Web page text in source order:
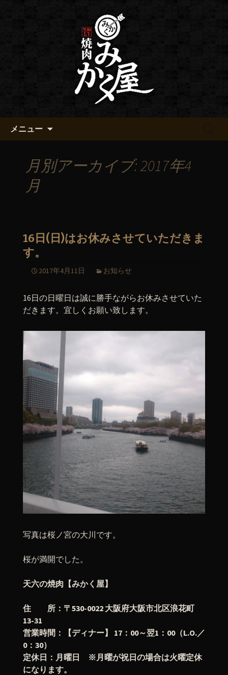
黒毛和牛 みかく屋からのお知
メニュー
月別アーカイブ: 2017年4
月
16日(日)はお休みさせていただきま
す。
2017年4月11日 お知らせ
16日の日曜日は誠に勝手ながらお休みさせていた
だきます。宜しくお願い致します。
写真は桜ノ宮の大川です。
桜が満開でした。
天六の焼肉【みかく屋】
住 所：〒530-0022 大阪府大阪市北区浪花町
13-31
営業時間：【ディナー】 17：00～翌1：00（L.O.／
0：30）
定休日：月曜日 ※月曜が祝日の場合は火曜定休
になります。